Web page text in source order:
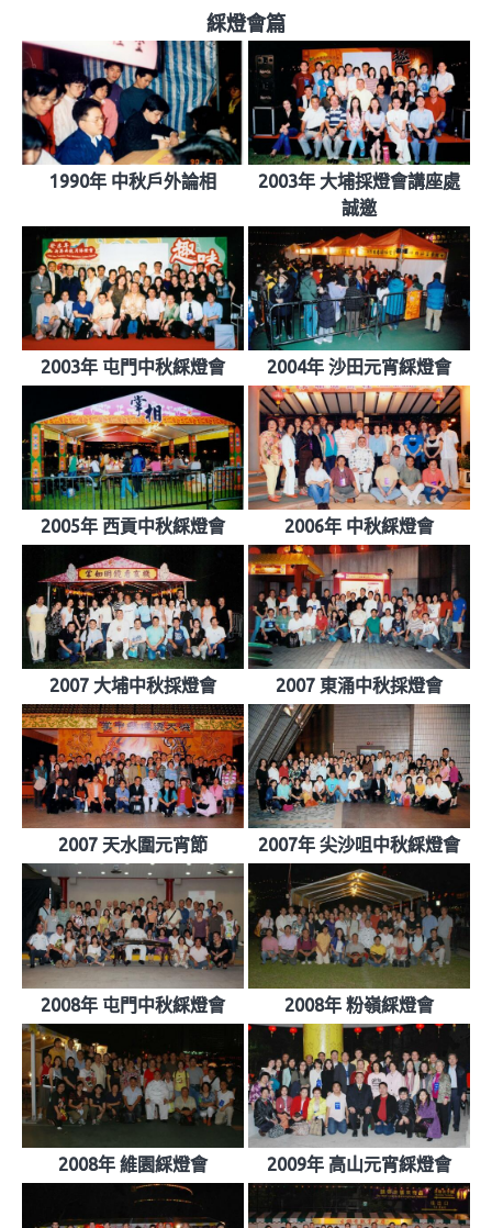
綵燈會篇
1990年 中秋戶外論相
2003年 大埔採燈會講座處
誠邀
2003年 屯門中秋綵燈會 2004年 沙田元宵綵燈會
2005年 西貢中秋綵燈會 2006年 中秋綵燈會
2007 大埔中秋採燈會 2007 東涌中秋採燈會
2007 天水圍元宵節 2007年 尖沙咀中秋綵燈會
2008年 屯門中秋綵燈會 2008年 粉嶺綵燈會
2008年 維園綵燈會 2009年 高山元宵綵燈會